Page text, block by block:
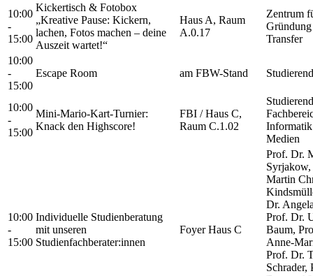
10:00
-
15:00
Kickertisch & Fotobox
„Kreative Pause: Kickern,
lachen, Fotos machen – deine
Auszeit wartet!“
Haus A, Raum
A.0.17
Zentrum
Transfer
10:00
-
15:00
Escape Room am FBW-Stand
10:00
-
15:00
Mini-Mario-Kart-Turnier:
Knack den Highscore!
FBI / Haus C,
Raum C.1.02
Medien
10:00
-
15:00
Individuelle Studienberatung
mit unseren
Studienfachberater:innen
Foyer Haus C
Prof. Dr.
Martin
Dr.
Prof. Dr.
Baum,
Anne-
Prof. Dr.
Schrader,